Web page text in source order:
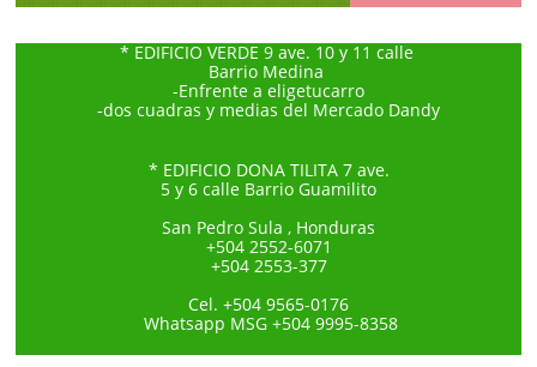
* EDIFICIO VERDE 9 ave. 10 y 11 calle
Barrio Medina
-Enfrente a eligetucarro
-dos cuadras y medias del Mercado Dandy
* EDIFICIO DONA TILITA 7 ave.
5 y 6 calle Barrio Guamilito
San Pedro Sula , Honduras
+504 2552-6071
+504 2553-377
Cel. +504 9565-0176
Whatsapp MSG +504 9995-8358